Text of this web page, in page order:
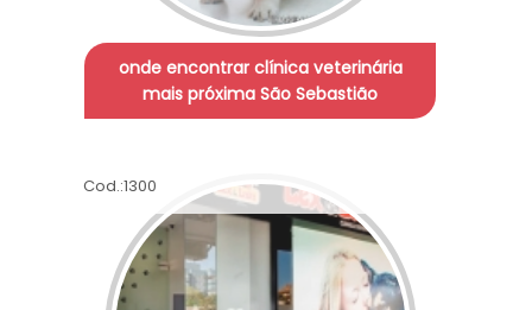
onde encontrar clínica veterinária
mais próxima São Sebastião
Cod.:1300